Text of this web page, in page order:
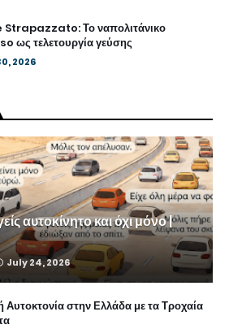
Το ναπολιτάνικο
ως τελετουργία γεύσης
2026
αυτοκίνητο και όχι μόνο |
July 24, 2026
Αυτοκτονία στην Ελλάδα με τα Τροχαία